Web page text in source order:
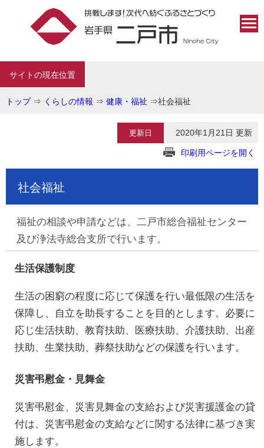
サイトの現在位置
トップ⇒ くらしの情報 ⇒ 健康・福祉 ⇒社会福祉
更新日 2020年1月21日 更新
印刷用ページを開く
社会福祉
福祉の相談や申請などは、二戸市総合福祉センター
及び浄法寺総合支所で行います。
生活保護制度
生活の困窮の程度に応じて保護を行い最低限の生活を
保障し、自立を助長することを目的とします。必要に
応じ生活扶助、教育扶助、医療扶助、介護扶助、出産
扶助、生業扶助、葬祭扶助などの保護を行います。
災害弔慰金・見舞金
災害弔慰金、災害見舞金の支給および災害援護金の貸
付は、災害弔慰金の支給などに関する法律に基づき実
施します。